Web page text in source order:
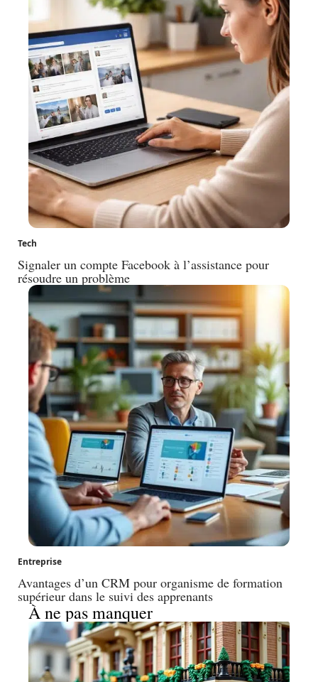
Tech
Signaler un compte Facebook à l’assistance pour
résoudre un problème
Entreprise
Avantages d’un CRM pour organisme de formation
supérieur dans le suivi des apprenants
À ne pas manquer